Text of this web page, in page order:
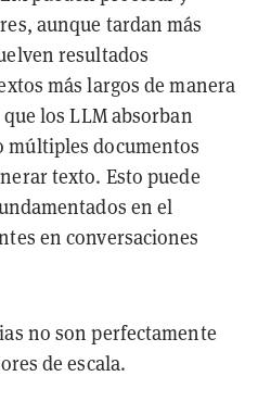
aunque tardan más
resultados
más largos de manera
los LLM absorban
múltiples documentos
texto. Esto puede
en el
en conversaciones
no son perfectamente
de escala.